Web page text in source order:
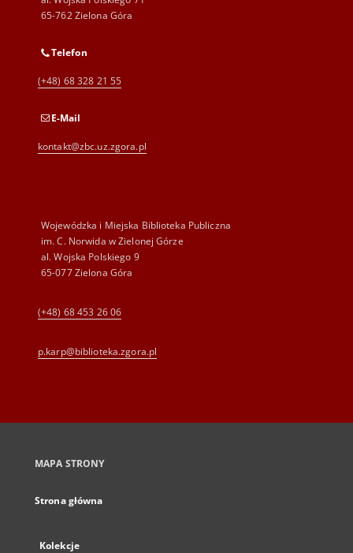
65-762 Zielona Góra
Telefon
(+48) 68 328 21 55
E-Mail
kontakt@zbc.uz.zgora.pl
Wojewódzka i Miejska Biblioteka Publiczna
im. C. Norwida w Zielonej Górze
al. Wojska Polskiego 9
65-077 Zielona Góra
(+48) 68 453 26 06
p.karp@biblioteka.zgora.pl
MAPA STRONY
Strona główna
Kolekcje